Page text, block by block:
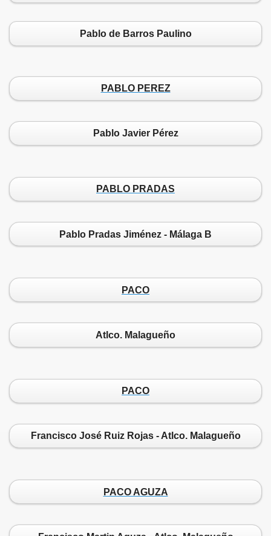
Pablo de Barros Paulino
PABLO PEREZ
Pablo Javier Pérez
PABLO PRADAS
Pablo Pradas Jiménez - Málaga B
PACO
Atlco. Malagueño
PACO
Francisco José Ruiz Rojas - Atlco. Malagueño
PACO AGUZA